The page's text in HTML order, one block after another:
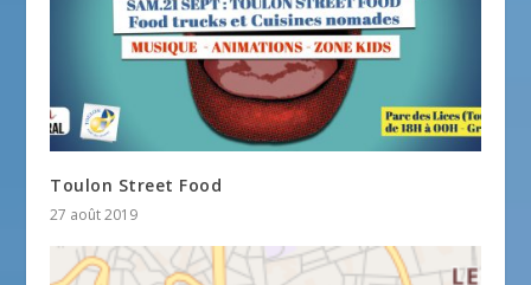
Toulon Street Food
27 août 2019